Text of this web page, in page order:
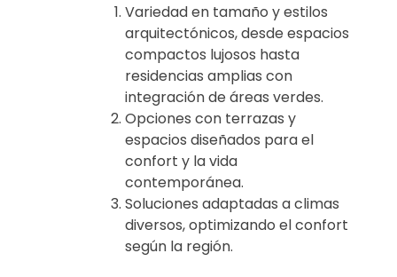
Variedad en tamaño y estilos
arquitectónicos, desde espacios
compactos lujosos hasta
residencias amplias con
integración de áreas verdes.
Opciones con terrazas y
espacios diseñados para el
confort y la vida
contemporánea.
Soluciones adaptadas a climas
diversos, optimizando el confort
según la región.